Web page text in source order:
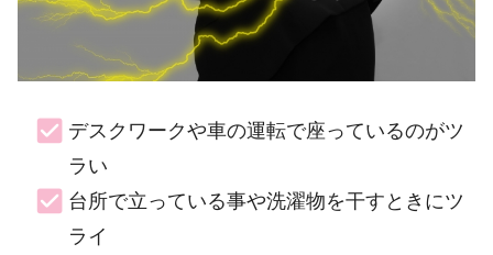
デスクワークや車の運転で座っているのがツ
ラい
台所で立っている事や洗濯物を干すときにツ
ライ